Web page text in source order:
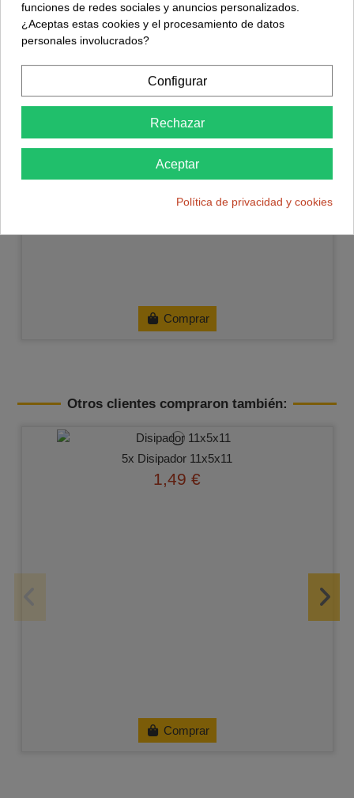
Jack DC Macho (5,5-2,1)
0,56 €
Comprar
Otros clientes compraron también:
5x Disipador 11x5x11
1,49 €
Comprar
funciones de redes sociales y anuncios personalizados.
¿Aceptas estas cookies y el procesamiento de datos
personales involucrados?
Configurar
Rechazar
Aceptar
Política de privacidad y cookies